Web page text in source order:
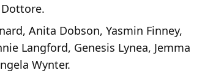
Anita Dobson, Yasmin Finney,
Langford, Genesis Lynea, Jemma
Wynter.